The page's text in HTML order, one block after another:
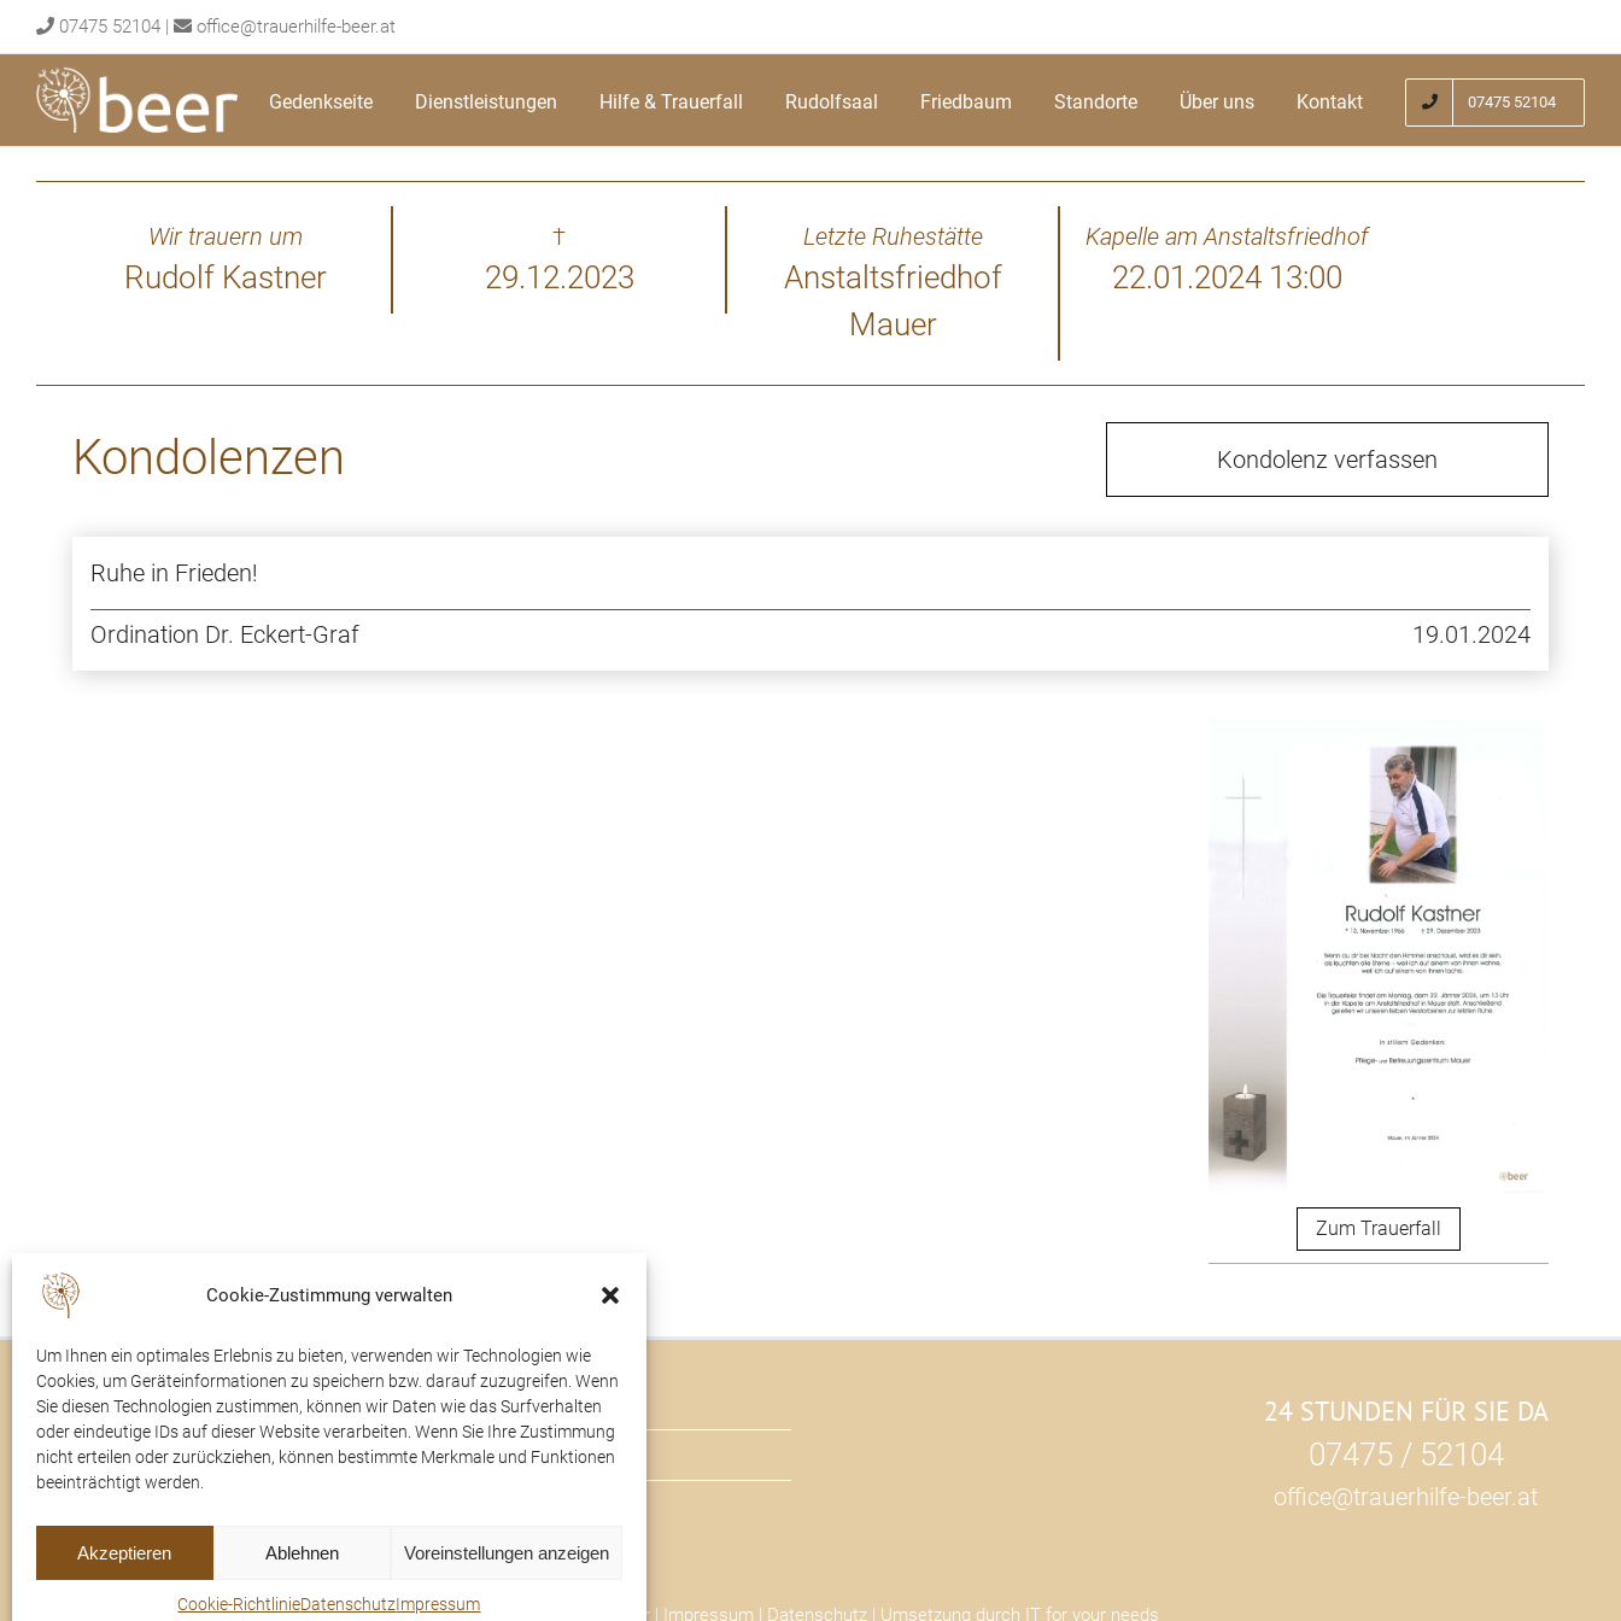
Cookie-Zustimmung verwalten
Um Ihnen ein optimales Erlebnis zu bieten, verwenden wir Technologien wie
Cookies, um Geräteinformationen zu speichern bzw. darauf zuzugreifen. Wenn
Sie diesen Technologien zustimmen, können wir Daten wie das Surfverhalten
oder eindeutige IDs auf dieser Website verarbeiten. Wenn Sie Ihre Zustimmung
nicht erteilen oder zurückziehen, können bestimmte Merkmale und Funktionen
beeinträchtigt werden.
Akzeptieren Ablehnen Voreinstellungen anzeigen
Cookie-RichtlinieDatenschutzImpressum
to
content
07475 52104 | office@trauerhilfe-beer.at
Gedenkseite Dienstleistungen Hilfe & Trauerfall Rudolfsaal Friedbaum Standorte Über uns Kontakt 07475 52104
Wir trauern um
Rudolf Kastner
†
29.12.2023
Letzte Ruhestätte
Anstaltsfriedhof
Mauer
Kapelle am Anstaltsfriedhof
22.01.2024 13:00
Kondolenzen Kondolenz verfassen
Ruhe in Frieden!
Ordination Dr. Eckert-Graf 19.01.2024
Zum Trauerfall
Trauerfälle
Im Trauerfall
Rudolfsaal
Über uns
24 STUNDEN FÜR SIE DA
07475 / 52104
office@trauerhilfe-beer.at
© 2022 Trauerhilfe Beer | Impressum Datenschutz| Umsetzung durch IT for your needs